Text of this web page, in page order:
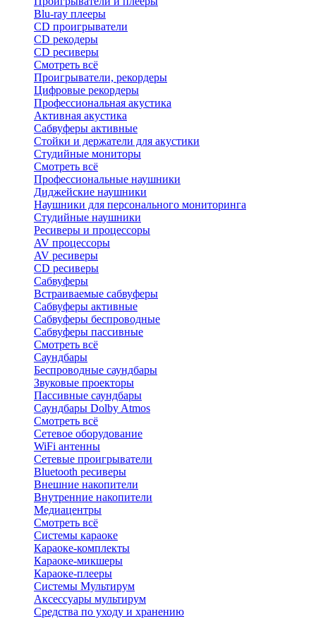
Blu-ray плееры
CD проигрыватели
CD рекодеры
CD ресиверы
Смотреть всё
Проигрыватели, рекордеры
Цифровые рекордеры
Профессиональная акустика
Активная акустика
Сабвуферы активные
Стойки и держатели для акустики
Студийные мониторы
Смотреть всё
Профессиональные наушники
Диджейские наушники
Наушники для персонального мониторинга
Студийные наушники
Ресиверы и процессоры
AV процессоры
AV ресиверы
CD ресиверы
Сабвуферы
Встраиваемые сабвуферы
Сабвуферы активные
Сабвуферы беспроводные
Сабвуферы пассивные
Смотреть всё
Саундбары
Беспроводные саундбары
Звуковые проекторы
Пассивные саундбары
Саундбары Dolby Atmos
Смотреть всё
Сетевое оборудование
WiFi антенны
Сетевые проигрыватели
Bluetooth ресиверы
Внешние накопители
Внутренние накопители
Медиацентры
Смотреть всё
Системы караоке
Караоке-комплекты
Караоке-микшеры
Караоке-плееры
Системы Мультирум
Аксессуары мультирум
Средства по уходу и хранению